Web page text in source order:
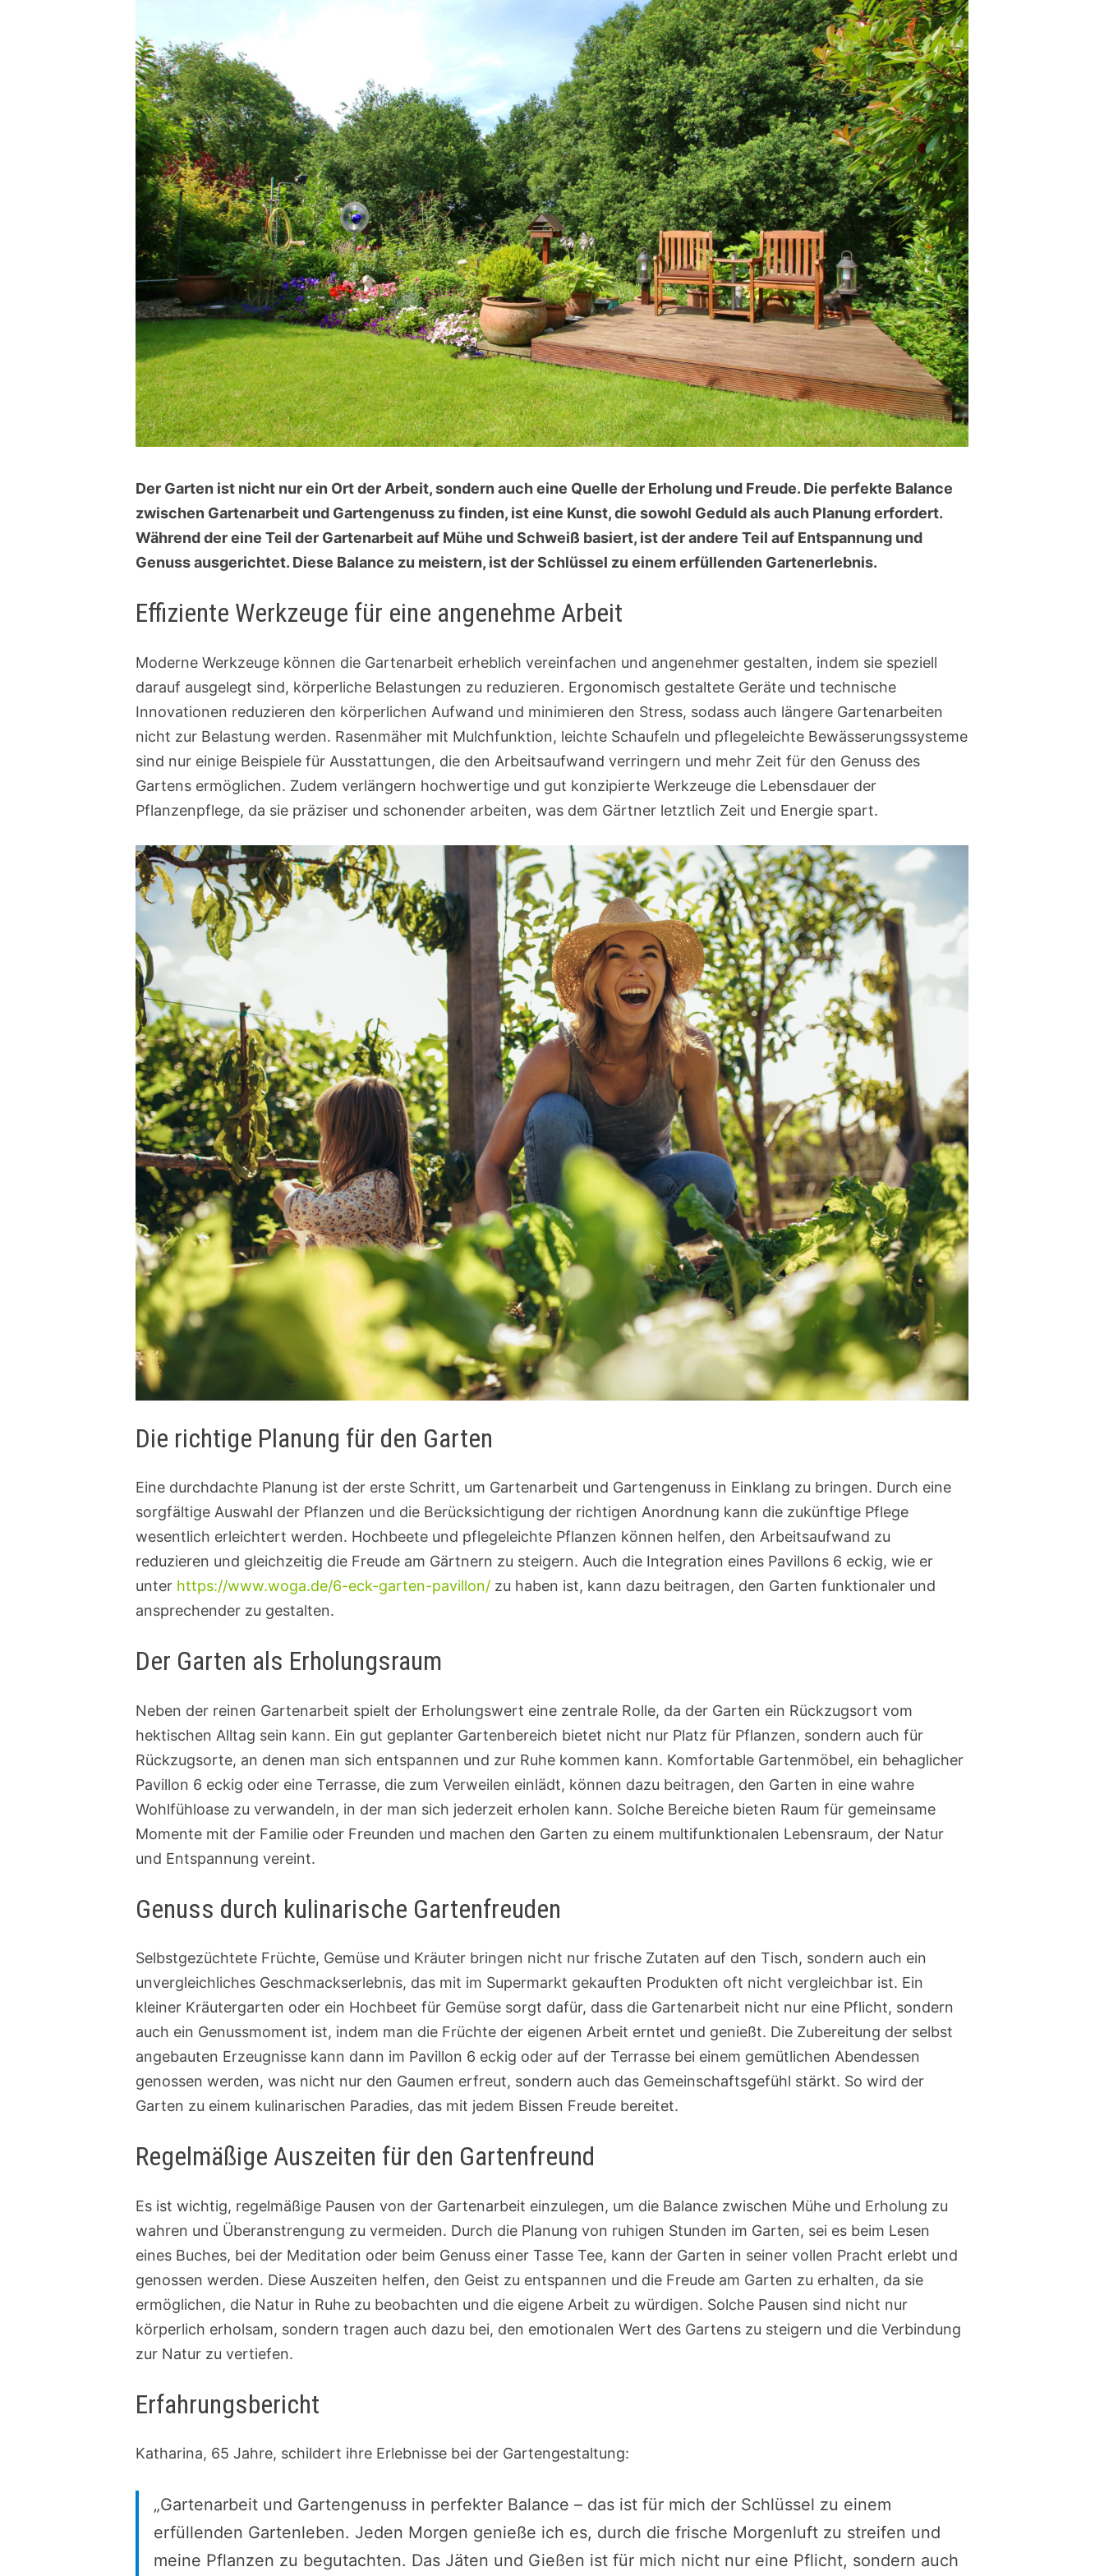
Der Garten ist nicht nur ein Ort der Arbeit, sondern auch eine Quelle der Erholung und Freude. Die perfekte Balance
zwischen Gartenarbeit und Gartengenuss zu finden, ist eine Kunst, die sowohl Geduld als auch Planung erfordert.
Während der eine Teil der Gartenarbeit auf Mühe und Schweiß basiert, ist der andere Teil auf Entspannung und
Genuss ausgerichtet. Diese Balance zu meistern, ist der Schlüssel zu einem erfüllenden Gartenerlebnis.
Effiziente Werkzeuge für eine angenehme Arbeit
Moderne Werkzeuge können die Gartenarbeit erheblich vereinfachen und angenehmer gestalten, indem sie speziell
darauf ausgelegt sind, körperliche Belastungen zu reduzieren. Ergonomisch gestaltete Geräte und technische
Innovationen reduzieren den körperlichen Aufwand und minimieren den Stress, sodass auch längere Gartenarbeiten
nicht zur Belastung werden. Rasenmäher mit Mulchfunktion, leichte Schaufeln und pflegeleichte Bewässerungssysteme
sind nur einige Beispiele für Ausstattungen, die den Arbeitsaufwand verringern und mehr Zeit für den Genuss des
Gartens ermöglichen. Zudem verlängern hochwertige und gut konzipierte Werkzeuge die Lebensdauer der
Pflanzenpflege, da sie präziser und schonender arbeiten, was dem Gärtner letztlich Zeit und Energie spart.
Die richtige Planung für den Garten
Eine durchdachte Planung ist der erste Schritt, um Gartenarbeit und Gartengenuss in Einklang zu bringen. Durch eine
sorgfältige Auswahl der Pflanzen und die Berücksichtigung der richtigen Anordnung kann die zukünftige Pflege
wesentlich erleichtert werden. Hochbeete und pflegeleichte Pflanzen können helfen, den Arbeitsaufwand zu
reduzieren und gleichzeitig die Freude am Gärtnern zu steigern. Auch die Integration eines Pavillons 6 eckig, wie er
unter https://www.woga.de/6-eck-garten-pavillon/ zu haben ist, kann dazu beitragen, den Garten funktionaler und
ansprechender zu gestalten.
Der Garten als Erholungsraum
Neben der reinen Gartenarbeit spielt der Erholungswert eine zentrale Rolle, da der Garten ein Rückzugsort vom
hektischen Alltag sein kann. Ein gut geplanter Gartenbereich bietet nicht nur Platz für Pflanzen, sondern auch für
Rückzugsorte, an denen man sich entspannen und zur Ruhe kommen kann. Komfortable Gartenmöbel, ein behaglicher
Pavillon 6 eckig oder eine Terrasse, die zum Verweilen einlädt, können dazu beitragen, den Garten in eine wahre
Wohlfühloase zu verwandeln, in der man sich jederzeit erholen kann. Solche Bereiche bieten Raum für gemeinsame
Momente mit der Familie oder Freunden und machen den Garten zu einem multifunktionalen Lebensraum, der Natur
und Entspannung vereint.
Genuss durch kulinarische Gartenfreuden
Selbstgezüchtete Früchte, Gemüse und Kräuter bringen nicht nur frische Zutaten auf den Tisch, sondern auch ein
unvergleichliches Geschmackserlebnis, das mit im Supermarkt gekauften Produkten oft nicht vergleichbar ist. Ein
kleiner Kräutergarten oder ein Hochbeet für Gemüse sorgt dafür, dass die Gartenarbeit nicht nur eine Pflicht, sondern
auch ein Genussmoment ist, indem man die Früchte der eigenen Arbeit erntet und genießt. Die Zubereitung der selbst
angebauten Erzeugnisse kann dann im Pavillon 6 eckig oder auf der Terrasse bei einem gemütlichen Abendessen
genossen werden, was nicht nur den Gaumen erfreut, sondern auch das Gemeinschaftsgefühl stärkt. So wird der
Garten zu einem kulinarischen Paradies, das mit jedem Bissen Freude bereitet.
Regelmäßige Auszeiten für den Gartenfreund
Es ist wichtig, regelmäßige Pausen von der Gartenarbeit einzulegen, um die Balance zwischen Mühe und Erholung zu
wahren und Überanstrengung zu vermeiden. Durch die Planung von ruhigen Stunden im Garten, sei es beim Lesen
eines Buches, bei der Meditation oder beim Genuss einer Tasse Tee, kann der Garten in seiner vollen Pracht erlebt und
genossen werden. Diese Auszeiten helfen, den Geist zu entspannen und die Freude am Garten zu erhalten, da sie
ermöglichen, die Natur in Ruhe zu beobachten und die eigene Arbeit zu würdigen. Solche Pausen sind nicht nur
körperlich erholsam, sondern tragen auch dazu bei, den emotionalen Wert des Gartens zu steigern und die Verbindung
zur Natur zu vertiefen.
Erfahrungsbericht
Katharina, 65 Jahre, schildert ihre Erlebnisse bei der Gartengestaltung:
„Gartenarbeit und Gartengenuss in perfekter Balance – das ist für mich der Schlüssel zu einem
erfüllenden Gartenleben. Jeden Morgen genieße ich es, durch die frische Morgenluft zu streifen und
meine Pflanzen zu begutachten. Das Jäten und Gießen ist für mich nicht nur eine Pflicht, sondern auch